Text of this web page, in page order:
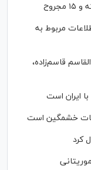
مربوط به
قاسم‌زاده،
ایران است
خشمگین است
کرد